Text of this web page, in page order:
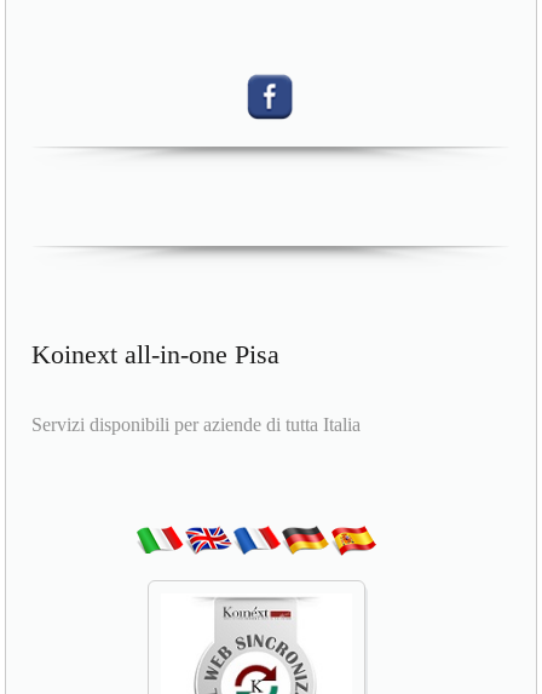
Koinext all-in-one Pisa
Servizi disponibili per aziende di tutta Italia